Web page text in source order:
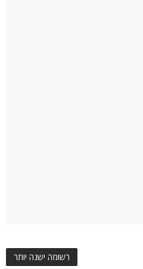
רשומה ישנה יותר